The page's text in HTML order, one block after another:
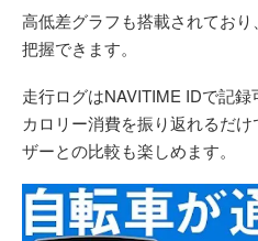
高低差グラフも搭載されてお
把握できます。
走行ログはNAVITIME IDで記録
カロリー消費を振り返れるだ
ザーとの比較も楽しめます。